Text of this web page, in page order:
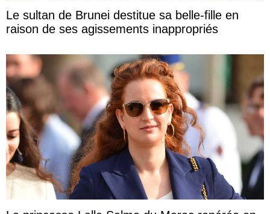
Le sultan de Brunei destitue sa belle-fille en
raison de ses agissements inappropriés